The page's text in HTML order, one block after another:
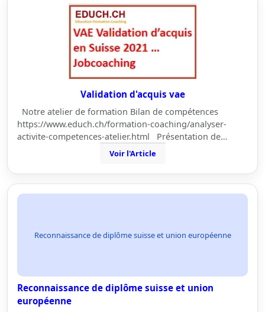
Validation d'acquis vae
Notre atelier de formation Bilan de compétences
https://www.educh.ch/formation-coaching/analyser-
activite-competences-atelier.html Présentation de…
Voir l'Article
Reconnaissance de diplôme suisse et union européenne
Reconnaissance de diplôme suisse et union
européenne